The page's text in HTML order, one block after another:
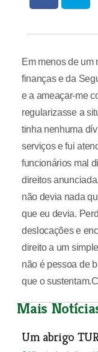
Em menos de um
finanças e da
e a ameaçar-me
regularizasse a
tinha nenhuma
serviços e fui
funcionários mal
direitos
não devia nada
que eu devia.
deslocações e
direito a um
não é pessoa de
que o
Mais
Um abrigo